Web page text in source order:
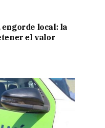
local: la
el valor